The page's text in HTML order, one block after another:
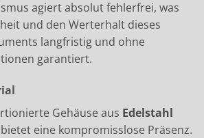
agiert absolut fehlerfrei, was
und den Werterhalt dieses
langfristig und ohne
garantiert.
Gehäuse aus Edelstahl
eine kompromisslose Präsenz.